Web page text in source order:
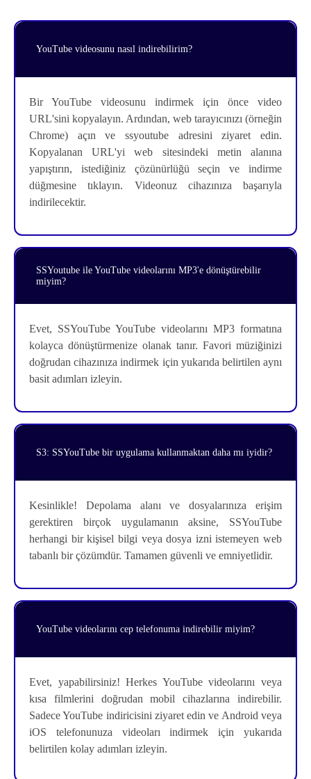
YouTube videosunu nasıl indirebilirim?
Bir YouTube videosunu indirmek için önce video
URL'sini kopyalayın. Ardından, web tarayıcınızı (örneğin
Chrome) açın ve ssyoutube adresini ziyaret edin.
Kopyalanan URL'yi web sitesindeki metin alanına
yapıştırın, istediğiniz çözünürlüğü seçin ve indirme
düğmesine tıklayın. Videonuz cihazınıza başarıyla
indirilecektir.
SSYoutube ile YouTube videolarını MP3'e dönüştürebilir
miyim?
Evet, SSYouTube YouTube videolarını MP3 formatına
kolayca dönüştürmenize olanak tanır. Favori müziğinizi
doğrudan cihazınıza indirmek için yukarıda belirtilen aynı
basit adımları izleyin.
S3: SSYouTube bir uygulama kullanmaktan daha mı iyidir?
Kesinlikle! Depolama alanı ve dosyalarınıza erişim
gerektiren birçok uygulamanın aksine, SSYouTube
herhangi bir kişisel bilgi veya dosya izni istemeyen web
tabanlı bir çözümdür. Tamamen güvenli ve emniyetlidir.
YouTube videolarını cep telefonuma indirebilir miyim?
Evet, yapabilirsiniz! Herkes YouTube videolarını veya
kısa filmlerini doğrudan mobil cihazlarına indirebilir.
Sadece YouTube indiricisini ziyaret edin ve Android veya
iOS telefonunuza videoları indirmek için yukarıda
belirtilen kolay adımları izleyin.